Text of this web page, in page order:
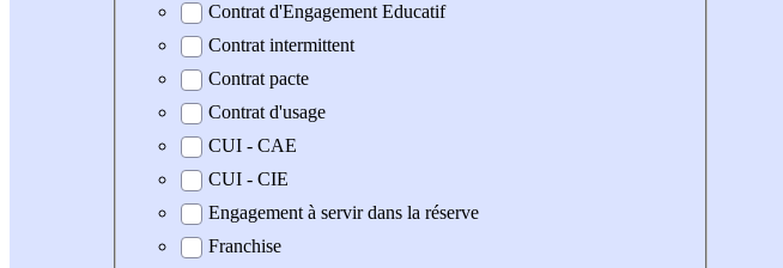
Contrat d'Engagement Educatif
Contrat intermittent
Contrat pacte
Contrat d'usage
CUI - CAE
CUI - CIE
Engagement à servir dans la réserve
Franchise